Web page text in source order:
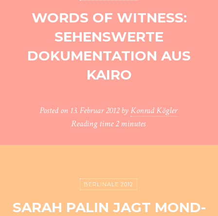
WORDS OF WITNESS:
SEHENSWERTE
DOKUMENTATION AUS
KAIRO
Posted on 13. Februar 2012 byKonrad Kögler
Reading time2 minutes
BERLINALE 2012
SARAH PALIN JAGT MOND-